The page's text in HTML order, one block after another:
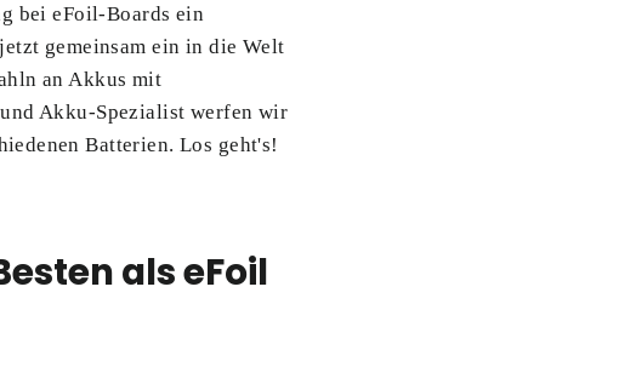
bei eFoil-Boards ein
gemeinsam ein in die Welt
an Akkus mit
Akku-Spezialist werfen wir
Batterien. Los geht's!
als eFoil